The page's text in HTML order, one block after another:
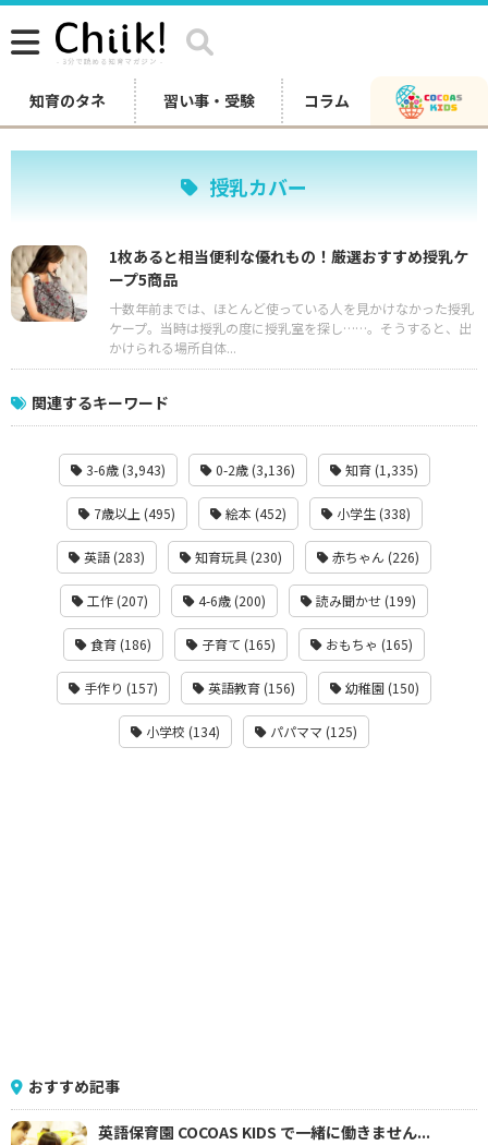
知育のタネ 習い事・受験 コラム
授乳カバー
1枚あると相当便利な優れもの！厳選おすすめ授乳ケ
ープ5商品
十数年前までは、ほとんど使っている人を見かけなかった授乳
ケープ。当時は授乳の度に授乳室を探し……。そうすると、出
かけられる場所自体...
関連するキーワード
3-6歳 (3,943) 0-2歳 (3,136) 知育 (1,335)
7歳以上 (495) 絵本 (452) 小学生 (338)
英語 (283) 知育玩具 (230) 赤ちゃん (226)
工作 (207) 4-6歳 (200) 読み聞かせ (199)
食育 (186) 子育て (165) おもちゃ (165)
手作り (157) 英語教育 (156) 幼稚園 (150)
小学校 (134) パパママ (125)
おすすめ記事
英語保育園 COCOAS KIDS で一緒に働きません...